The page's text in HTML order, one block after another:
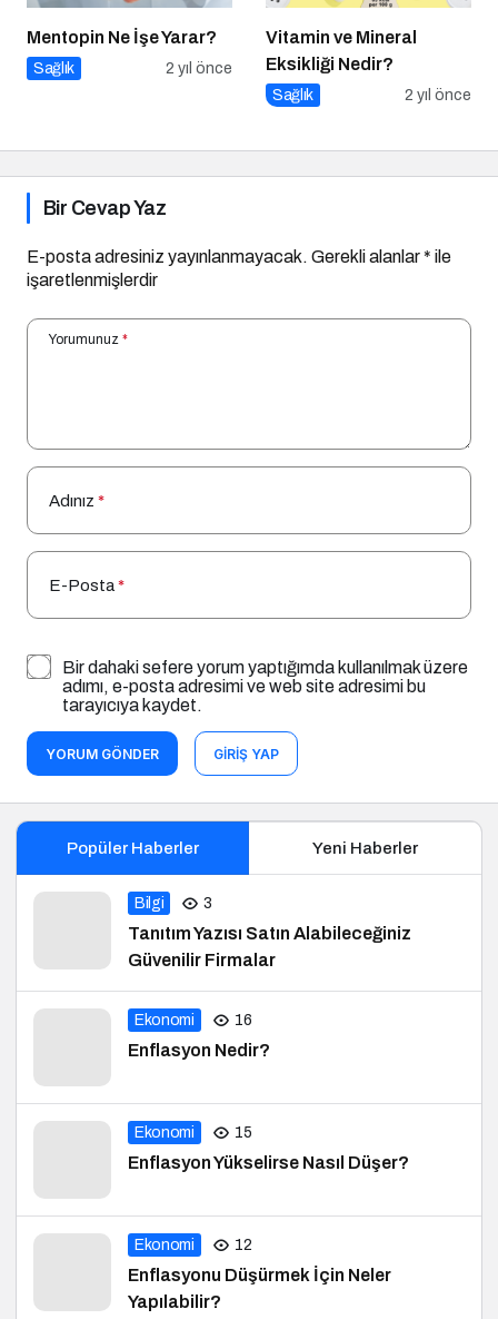
Mentopin Ne İşe Yarar?
Sağlık 2 yıl önce
Vitamin ve Mineral
Eksikliği Nedir?
Sağlık 2 yıl önce
Bir Cevap Yaz
E-posta adresiniz yayınlanmayacak. Gerekli alanlar* ile
işaretlenmişlerdir
Yorumunuz *
Adınız *
E-Posta*
Bir dahaki sefere yorum yaptığımda kullanılmak üzere
adımı, e-posta adresimi ve web site adresimi bu
tarayıcıya kaydet.
YORUM GÖNDER GIRIŞ YAP
Popüler Haberler Yeni Haberler
Bilgi 3
Tanıtım Yazısı Satın Alabileceğiniz
Güvenilir Firmalar
Ekonomi 16
Enflasyon Nedir?
Ekonomi 15
Enflasyon Yükselirse Nasıl Düşer?
Ekonomi 12
Enflasyonu Düşürmek İçin Neler
Yapılabilir?